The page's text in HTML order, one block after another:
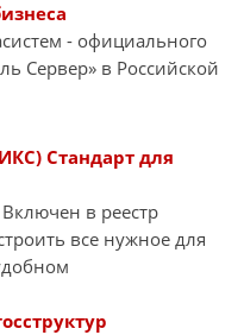
- официального
Сервер» в Российской
Стандарт для
в реестр
все нужное для